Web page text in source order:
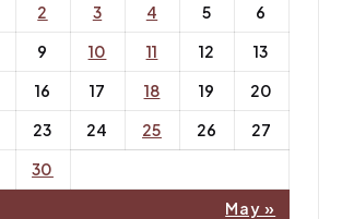
2 3 4 5
6
9 10 11 12
13
16 17 18 19
20
23 24 25 26
27
30
May »